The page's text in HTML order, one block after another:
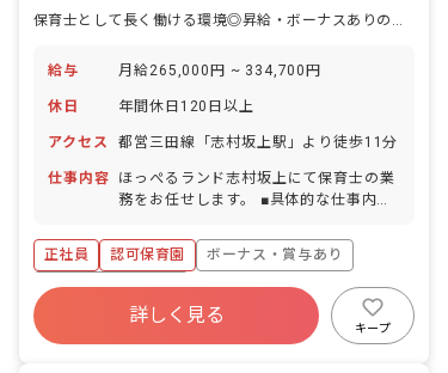
保育士として長く働ける環境◎昇給・ボーナスありの園で活躍しませんか
給与 月給265,000円 ~ 334,700円
休日 年間休日120日以上
アクセス 都営三田線「志村坂上駅」より徒歩11分
仕事内容
ほっぺるランド志村坂上にて保育士の業
務をお任せします。 ■具体的な仕事内容
知らせなどの記入（2025年に保育・教
育施設向けの業務支援ツール導入） ・異
年齢活動 ・運動や遊び、製作活動のサポ
ート ・午睡チェック ・保護者対応 ・行
事の計画、運営
正社員 認可保育園
ボーナス・賞与あり
年間休日120日以上
寮・住宅・家賃補助あり
社会保険完備
詳しく見る
キープ